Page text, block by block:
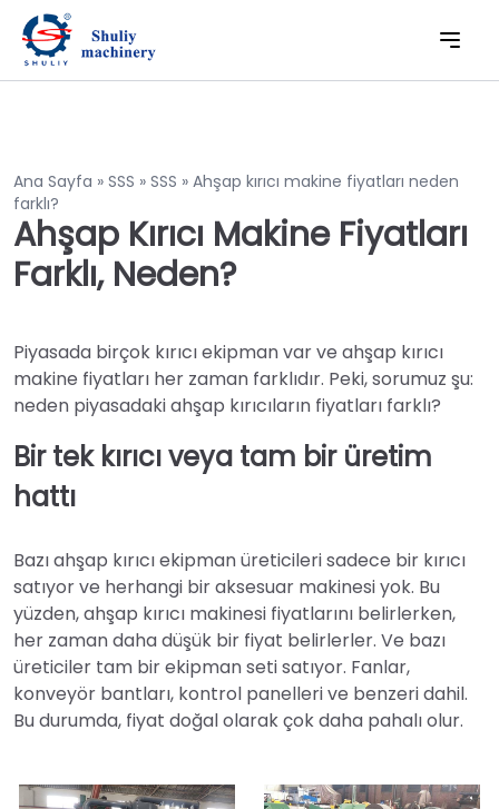
Ana Sayfa » SSS » SSS » Ahşap kırıcı makine fiyatları neden
farklı?
Ahşap Kırıcı Makine Fiyatları
Farklı, Neden?
Piyasada birçok kırıcı ekipman var ve ahşap kırıcı
makine fiyatları her zaman farklıdır. Peki, sorumuz şu:
neden piyasadaki ahşap kırıcıların fiyatları farklı?
Bir tek kırıcı veya tam bir üretim
hattı
Bazı ahşap kırıcı ekipman üreticileri sadece bir kırıcı
satıyor ve herhangi bir aksesuar makinesi yok. Bu
yüzden, ahşap kırıcı makinesi fiyatlarını belirlerken,
her zaman daha düşük bir fiyat belirlerler. Ve bazı
üreticiler tam bir ekipman seti satıyor. Fanlar,
konveyör bantları, kontrol panelleri ve benzeri dahil.
Bu durumda, fiyat doğal olarak çok daha pahalı olur.